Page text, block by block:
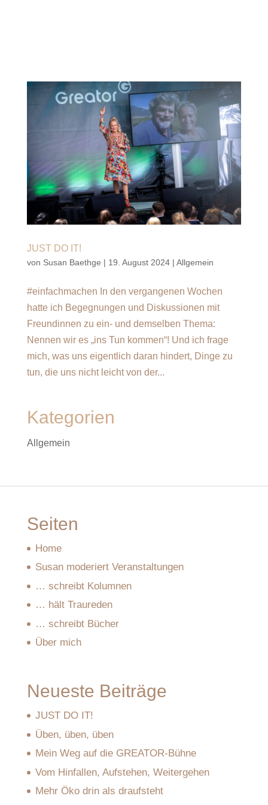
JUST DO IT!
von Susan Baethge | 19. August 2024| Allgemein
#einfachmachen In den vergangenen Wochen
hatte ich Begegnungen und Diskussionen mit
Freundinnen zu ein- und demselben Thema:
Nennen wir es „ins Tun kommen“! Und ich frage
mich, was uns eigentlich daran hindert, Dinge zu
tun, die uns nicht leicht von der...
Kategorien
Allgemein
Seiten
Home
Susan moderiert Veranstaltungen
… schreibt Kolumnen
… hält Traureden
… schreibt Bücher
Über mich
Neueste Beiträge
JUST DO IT!
Üben, üben, üben
Mein Weg auf die GREATOR-Bühne
Vom Hinfallen, Aufstehen, Weitergehen
Mehr Öko drin als draufsteht